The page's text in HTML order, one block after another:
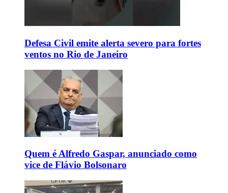
Defesa Civil emite alerta severo para fortes
ventos no Rio de Janeiro
Quem é Alfredo Gaspar, anunciado como
vice de Flávio Bolsonaro